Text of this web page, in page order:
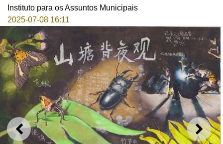
Instituto para os Assuntos Municipais
2025-07-08 16:11
ANTERIOR